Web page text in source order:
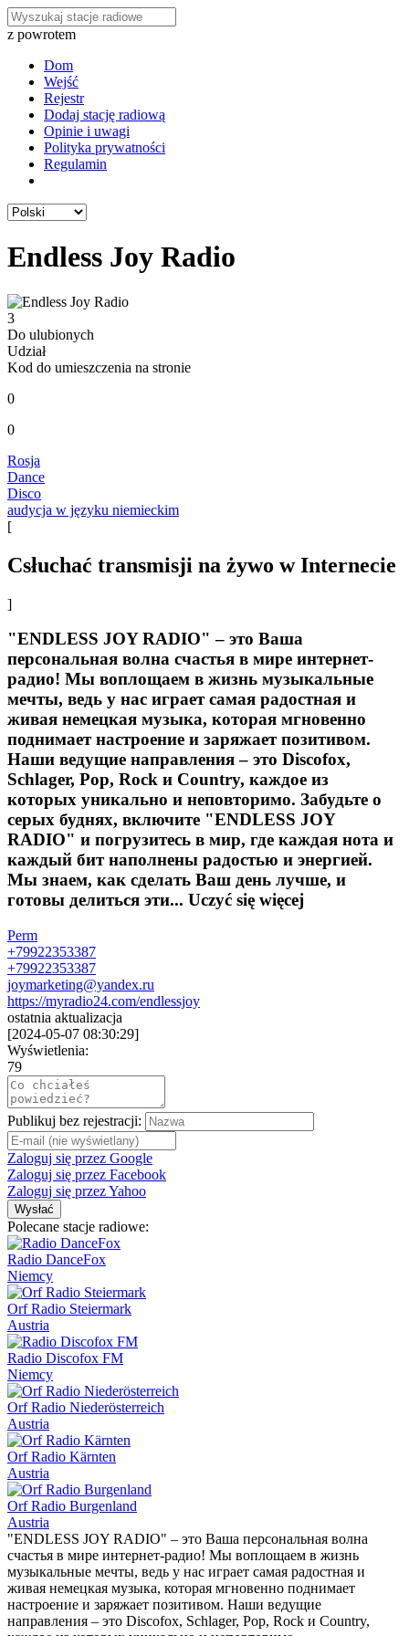
z powrotem
Dom
Wejść
Rejestr
Dodaj stację radiową
Opinie i uwagi
Polityka prywatności
Regulamin
Endless Joy Radio
3
Do ulubionych
Udział
Kod do umieszczenia na stronie
0
0
Rosja
Dance
Disco
audycja w języku niemieckim
[
Сsłuchać transmisji na żywo w Internecie
]
"ENDLESS JOY RADIO" – это Ваша
персональная волна счастья в мире интернет-
радио! Мы воплощаем в жизнь музыкальные
мечты, ведь у нас играет самая радостная и
живая немецкая музыка, которая мгновенно
поднимает настроение и заряжает позитивом.
Наши ведущие направления – это Discofox,
Schlager, Pop, Rock и Country, каждое из
которых уникально и неповторимо. Забудьте о
серых буднях, включите "ENDLESS JOY
RADIO" и погрузитесь в мир, где каждая нота и
каждый бит наполнены радостью и энергией.
Мы знаем, как сделать Ваш день лучше, и
готовы делиться эти... Uczyć się więcej
Perm
+79922353387
+79922353387
joymarketing@yandex.ru
https://myradio24.com/endlessjoy
ostatnia aktualizacja
[2024-05-07 08:30:29]
Wyświetlenia:
79
Publikuj bez rejestracji:
Zaloguj się przez Google
Zaloguj się przez Facebook
Zaloguj się przez Yahoo
Wysłać
Polecane stacje radiowe:
Radio DanceFox
Niemcy
Orf Radio Steiermark
Austria
Radio Discofox FM
Niemcy
Orf Radio Niederösterreich
Austria
Orf Radio Kärnten
Austria
Orf Radio Burgenland
Austria
"ENDLESS JOY RADIO" – это Ваша персональная волна
счастья в мире интернет-радио! Мы воплощаем в жизнь
музыкальные мечты, ведь у нас играет самая радостная и
живая немецкая музыка, которая мгновенно поднимает
настроение и заряжает позитивом. Наши ведущие
направления – это Discofox, Schlager, Pop, Rock и Country,